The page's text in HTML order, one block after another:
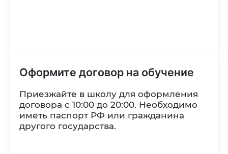
Оформите договор на обучение
Приезжайте в школу для оформления
договора с 10:00 до 20:00. Необходимо
иметь паспорт РФ или гражданина
другого государства.